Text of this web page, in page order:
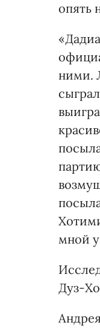
опять
ними.
мной у
Дуз-